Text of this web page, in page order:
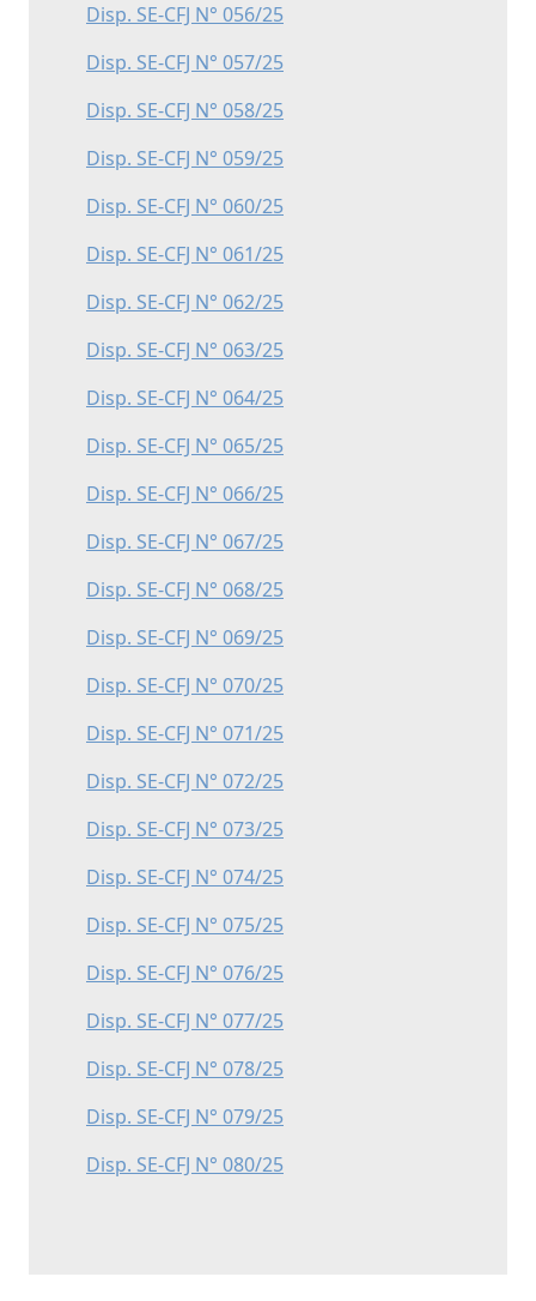
Disp. SE-CFJ N° 056/25
Disp. SE-CFJ N° 057/25
Disp. SE-CFJ N° 058/25
Disp. SE-CFJ N° 059/25
Disp. SE-CFJ N° 060/25
Disp. SE-CFJ N° 061/25
Disp. SE-CFJ N° 062/25
Disp. SE-CFJ N° 063/25
Disp. SE-CFJ N° 064/25
Disp. SE-CFJ N° 065/25
Disp. SE-CFJ N° 066/25
Disp. SE-CFJ N° 067/25
Disp. SE-CFJ N° 068/25
Disp. SE-CFJ N° 069/25
Disp. SE-CFJ N° 070/25
Disp. SE-CFJ N° 071/25
Disp. SE-CFJ N° 072/25
Disp. SE-CFJ N° 073/25
Disp. SE-CFJ N° 074/25
Disp. SE-CFJ N° 075/25
Disp. SE-CFJ N° 076/25
Disp. SE-CFJ N° 077/25
Disp. SE-CFJ N° 078/25
Disp. SE-CFJ N° 079/25
Disp. SE-CFJ N° 080/25